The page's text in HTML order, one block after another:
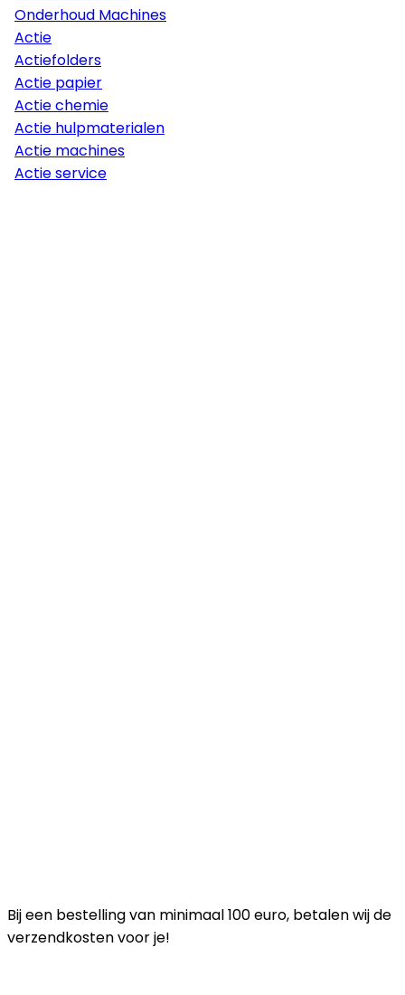
Bij een bestelling van minimaal 100 euro, betalen wij de
verzendkosten voor je!
Onderhoud Machines
Actie
Actiefolders
Actie papier
Actie chemie
Actie hulpmaterialen
Actie machines
Actie service